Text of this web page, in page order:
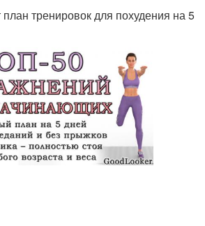
план тренировок для похудения на 5